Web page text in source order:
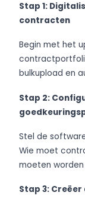
Stap 1:
contracten
Begin met het
bulkupload en
Stap 2:
Stel de
Wie moet
moeten
Stap 3: